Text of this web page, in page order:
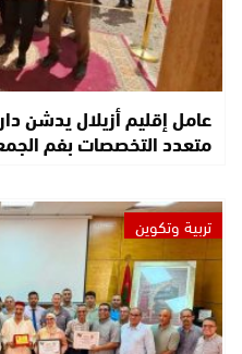
عامل إقليم أزيلال يدشن
متعدد التخصصات بفم
تربية وتكوين